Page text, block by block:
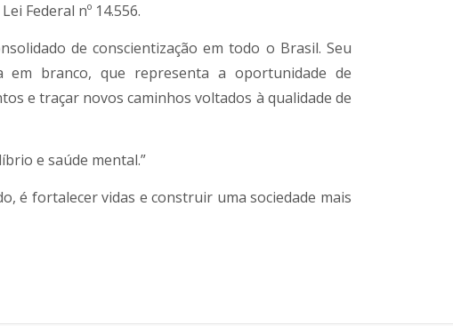
Federal nº 14.556.
de conscientização em todo o Brasil. Seu
branco, que representa a oportunidade de
e traçar novos caminhos voltados à qualidade de
e saúde mental.”
é fortalecer vidas e construir uma sociedade mais